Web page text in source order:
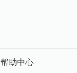
帮助中心